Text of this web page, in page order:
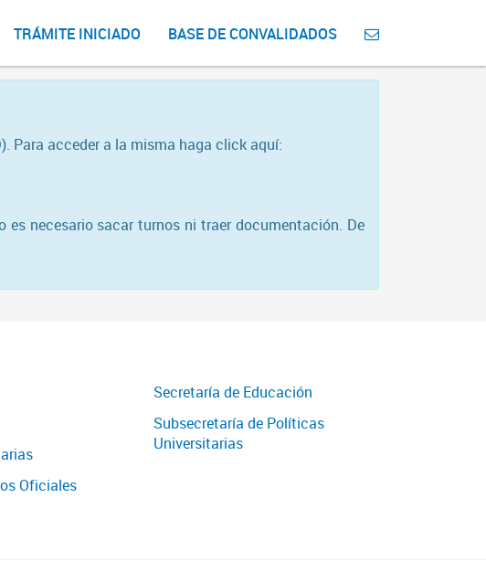
TRÁMITE INICIADO BASE DE CONVALIDADOS
Para acceder a la misma haga click aquí:
necesario sacar turnos ni traer documentación. De
Oficiales
Secretaría de Educación
Subsecretaría de Políticas
Universitarias